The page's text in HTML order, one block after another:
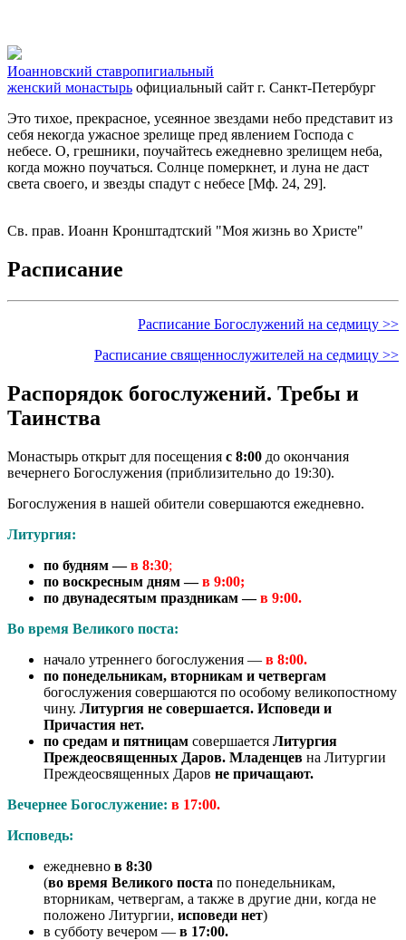
Иоанновский ставропигиальный
женский монастырь официальный сайт г. Санкт-Петербург
Это тихое, прекрасное, усеянное звездами небо представит из
себя некогда ужасное зрелище пред явлением Господа с
небесе. О, грешники, поучайтесь ежедневно зрелищем неба,
когда можно поучаться. Солнце померкнет, и луна не даст
света своего, и звезды спадут с небесе [Мф. 24, 29].
Св. прав. Иоанн Кронштадтский "Моя жизнь во Христе"
Расписание
Расписание Богослужений на седмицу >>
Расписание священнослужителей на седмицу >>
Распорядок богослужений. Требы и
Таинства
Монастырь открыт для посещения с 8:00 до окончания
вечернего Богослужения (приблизительно до 19:30).
Богослужения в нашей обители совершаются ежедневно.
Литургия:
по будням —в 8:30;
по воскресным дням —в 9:00;
по двунадесятым праздникам —в 9:00.
Во время Великого поста:
начало утреннего богослужения — в 8:00.
по понедельникам, вторникам и четвергам
богослужения совершаются по особому великопостному
чину. Литургия не совершается. Исповеди и
Причастия нет.
по средам и пятницам совершается Литургия
Преждеосвященных Даров. Младенцев на Литургии
Преждеосвященных Даров не причащают.
Вечернее Богослужение: в 17:00.
Исповедь:
ежедневно в 8:30
(во время Великого поста по понедельникам,
вторникам, четвергам, а также в другие дни, когда не
положено Литургии, исповеди нет)
в субботу вечером — в 17:00.